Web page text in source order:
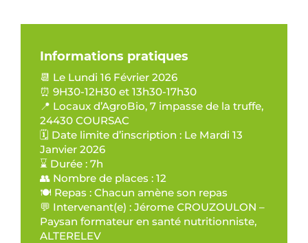
Informations pratiques
📆 Le Lundi 16 Février 2026
⏰ 9H30-12H30 et 13h30-17h30
📍 Locaux d’AgroBio, 7 impasse de la truffe,
24430 COURSAC
🗓️ Date limite d’inscription : Le Mardi 13
Janvier 2026
⌛ Durée : 7h
👥 Nombre de places : 12
🍽️ Repas : Chacun amène son repas
💬 Intervenant(e) : Jérome CROUZOULON –
Paysan formateur en santé nutritionniste,
ALTERELEV